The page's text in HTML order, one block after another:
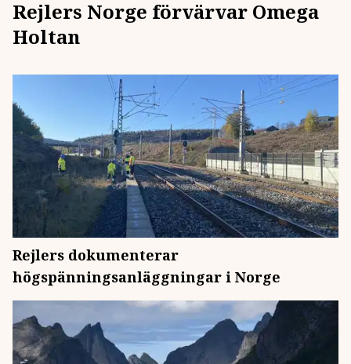
Rejlers Norge förvärvar Omega
Holtan
Rejlers dokumenterar
högspänningsanläggningar i Norge